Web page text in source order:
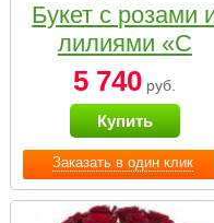
Заказать в один клик
Букет с розами
лилиями «С
наилучшими
пожеланиями»
5 740 руб.
Купить